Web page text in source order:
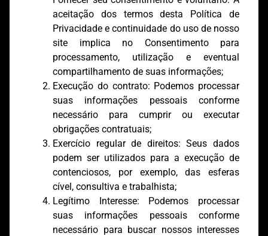
aceitação dos termos desta Política de
Privacidade e continuidade do uso de nosso
site implica no Consentimento para
processamento, utilização e eventual
compartilhamento de suas informações;
Execução do contrato: Podemos processar
suas informações pessoais conforme
necessário para cumprir ou executar
obrigações contratuais;
Exercício regular de direitos: Seus dados
podem ser utilizados para a execução de
contenciosos, por exemplo, das esferas
cível, consultiva e trabalhista;
Legítimo Interesse: Podemos processar
suas informações pessoais conforme
necessário para buscar nossos interesses